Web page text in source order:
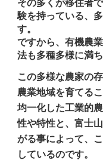
その多くが移住者
験を持っている、
す。
ですから、有機農
法も多種多様に満
この多様な農家の
農業地域を育てる
均一化した工業的
性や特性と、富士
がる事によって、
しているのです。